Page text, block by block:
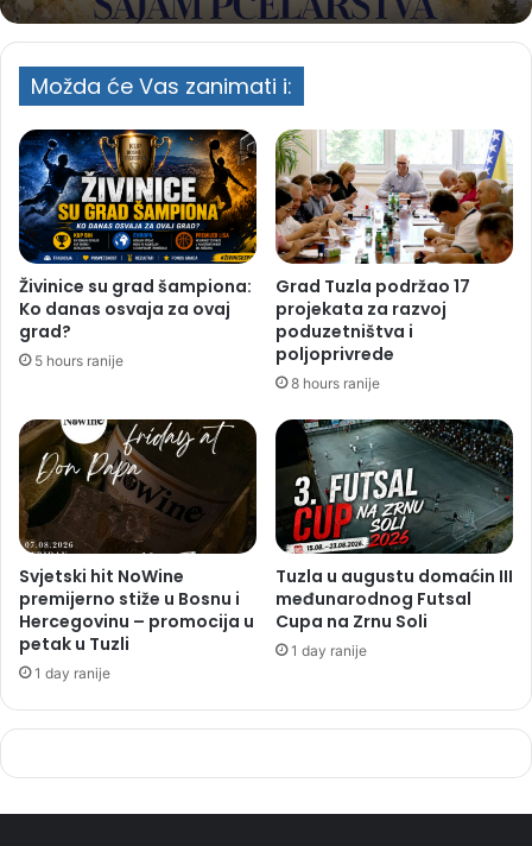
Možda će Vas zanimati i:
Živinice su grad šampiona:
Ko danas osvaja za ovaj
grad?
5 hours ranije
Grad Tuzla podržao 17
projekata za razvoj
poduzetništva i
poljoprivrede
8 hours ranije
Svjetski hit NoWine
premijerno stiže u Bosnu i
Hercegovinu – promocija u
petak u Tuzli
1 day ranije
Tuzla u augustu domaćin III
međunarodnog Futsal
Cupa na Zrnu Soli
1 day ranije